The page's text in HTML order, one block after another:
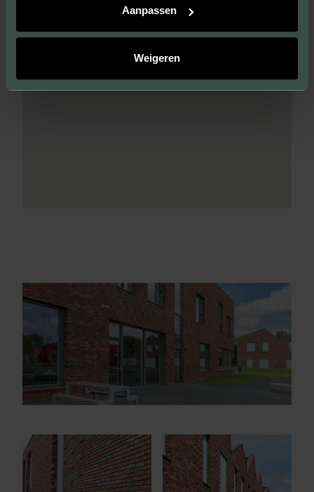
Aanpassen
Weigeren